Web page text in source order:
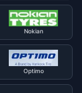
Nokian
Optimo